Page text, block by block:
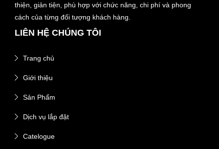
thiện, giản tiện, phù hợp với chức năng, chi phí và phong
cách của từng đối tượng khách hàng.
LIÊN HỆ CHÚNG TÔI
Trang chủ
Giới thiệu
Sản Phẩm
Dịch vụ lắp đặt
Catelogue